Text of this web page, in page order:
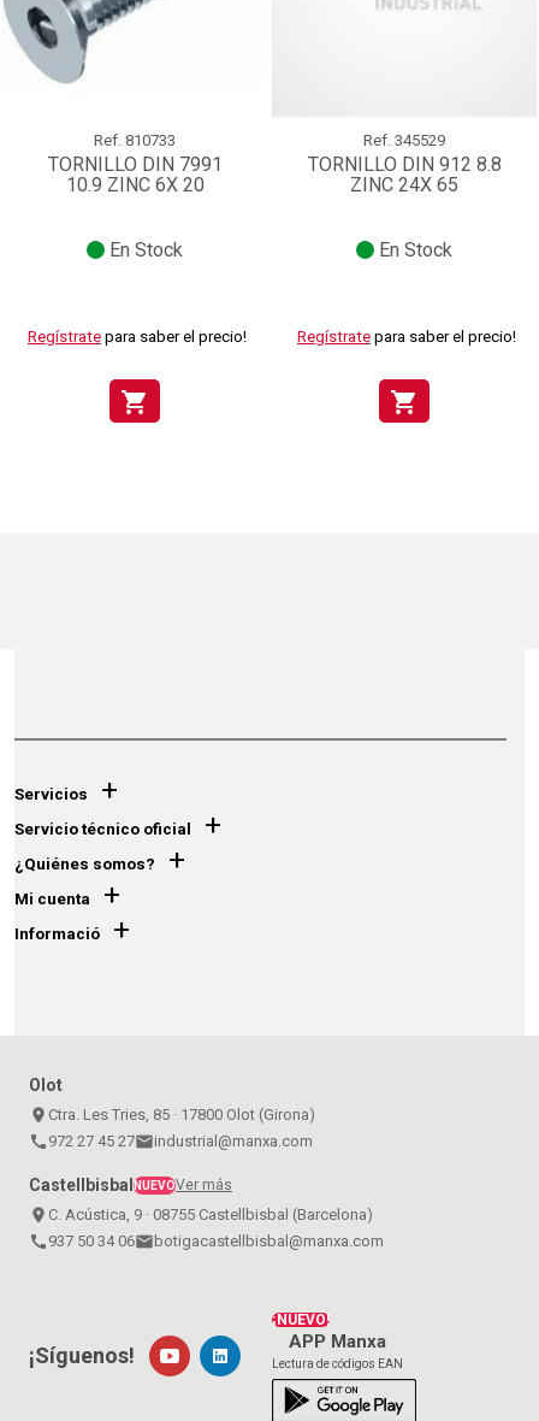
Ref. 810733
TORNILLO DIN 7991
10.9 ZINC 6X 20
En Stock
Regístrate para saber el precio!
shopping_cart
Ref. 345529
TORNILLO DIN 912 8.8
ZINC 24X 65
En Stock
Regístrate para saber el precio!
shopping_cart
Servicios +
Servicio técnico oficial +
¿Quiénes somos? +
Mi cuenta +
Informació +
Olot
place Ctra. Les Tries, 85 · 17800 Olot (Girona)
call 972 27 45 27emailindustrial@manxa.com
CastellbisbalNUEVOVer más
place C. Acústica, 9 · 08755 Castellbisbal (Barcelona)
call 937 50 34 06emailbotigacastellbisbal@manxa.com
¡NUEVO!
APP Manxa
Lectura de códigos EAN
¡Síguenos!